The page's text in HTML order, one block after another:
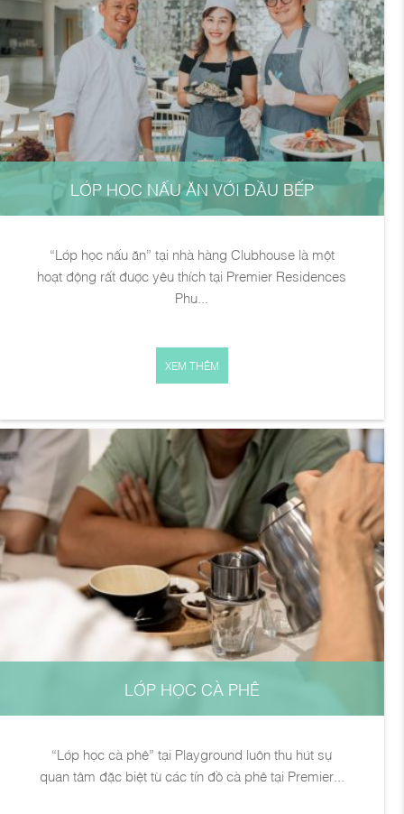
LỚP HỌC NẤU ĂN VỚI ĐẦU BẾP
“Lớp học nấu ăn” tại nhà hàng Clubhouse là một
hoạt động rất được yêu thích tại Premier Residences
Phu...
XEM THÊM
LỚP HỌC CÀ PHÊ
“Lớp học cà phê” tại Playground luôn thu hút sự
quan tâm đặc biệt từ các tín đồ cà phê tại Premier...